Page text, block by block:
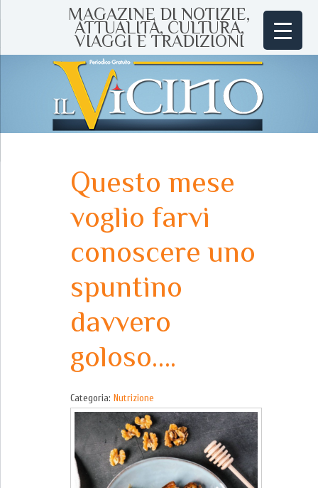
MAGAZINE DI NOTIZIE,
ATTUALITÀ, CULTURA,
VIAGGI E TRADIZIONI
Questo mese
voglio farvi
conoscere uno
spuntino
davvero
goloso….
Categoria: Nutrizione